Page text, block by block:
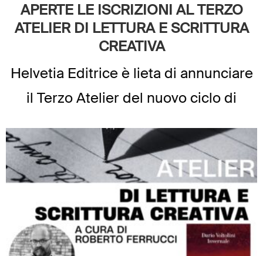
APERTE LE ISCRIZIONI AL TERZO
ATELIER DI LETTURA E SCRITTURA
CREATIVA
Helvetia Editrice è lieta di annunciare
il Terzo Atelier del nuovo ciclo di
un’opportunità unica per affinare le
proprie capacità espressive e
immergersi nel mondo della
letteratura. Un percorso […]